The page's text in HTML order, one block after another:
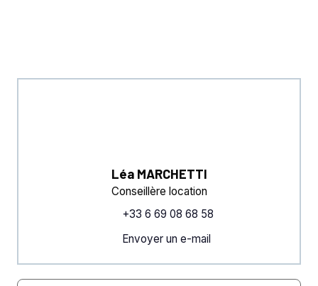
Léa MARCHETTI
Conseillère location
+33 6 69 08 68 58
Envoyer un e-mail